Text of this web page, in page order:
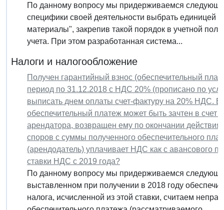
По данному вопросу мы придерживаемся
специфики своей деятельности выбрать единицей
материалы", закрепив такой порядок в учетной
учета. При этом разработанная система...
Налоги и налогообложение
Получен гарантийный взнос (обеспечительный
период по 31.12.2018 с НДС 20% (прописано по
выписать днем оплаты счет-фактуру на 20% НДС. В
обеспечительный платеж может быть зачтен в
арендатора, возвращен ему по окончании
споров с суммы полученного обеспечительного
(арендодатель) уплачивает НДС как с авансового
ставки НДС с 2019 года?
По данному вопросу мы придерживаемся
выставленном при получении в 2018 году
налога, исчисленной из этой ставки, считаем